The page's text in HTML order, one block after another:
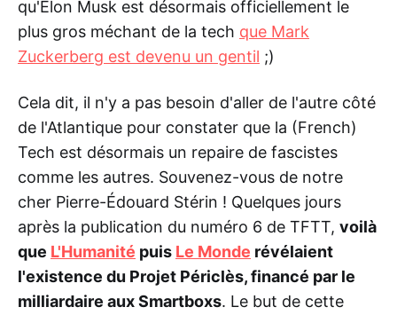
qu'Elon Musk est désormais officiellement le
plus gros méchant de la tech que Mark
Zuckerberg est devenu un gentil ;)
Cela dit, il n'y a pas besoin d'aller de l'autre côté
de l'Atlantique pour constater que la (French)
Tech est désormais un repaire de fascistes
comme les autres. Souvenez-vous de notre
cher Pierre-Édouard Stérin ! Quelques jours
après la publication du numéro 6 de TFTT, voilà
que L'Humanité puis Le Monde révélaient
l'existence du Projet Périclès, financé par le
milliardaire aux Smartboxs. Le but de cette